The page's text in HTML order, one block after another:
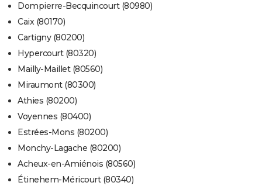
Dompierre-Becquincourt (80980)
Caix (80170)
Cartigny (80200)
Hypercourt (80320)
Mailly-Maillet (80560)
Miraumont (80300)
Athies (80200)
Voyennes (80400)
Estrées-Mons (80200)
Monchy-Lagache (80200)
Acheux-en-Amiénois (80560)
Étinehem-Méricourt (80340)